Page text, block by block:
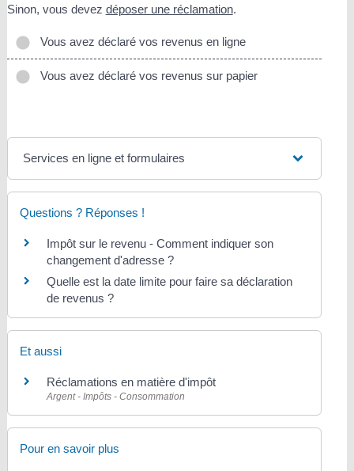
Sinon, vous devez déposer une réclamation.
Vous avez déclaré vos revenus en ligne
Vous avez déclaré vos revenus sur papier
Services en ligne et formulaires
Questions ? Réponses !
Impôt sur le revenu - Comment indiquer son
changement d'adresse ?
Quelle est la date limite pour faire sa déclaration
de revenus ?
Et aussi
Réclamations en matière d'impôt
Argent - Impôts - Consommation
Pour en savoir plus